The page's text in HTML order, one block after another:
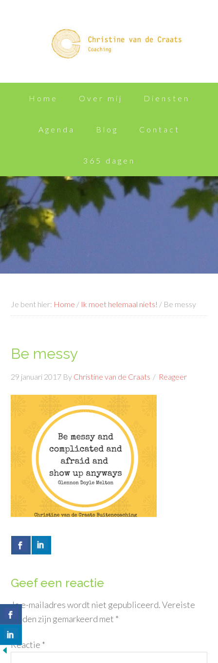
Home Over mij Diensten
Agenda Blog Contact
365 dagen
Je bent hier: Home / Ik moet helemaal niets! / Be messy
Be messy
29 januari 2017 By Christine van de Craats Reageer
Geef een reactie
Je e-mailadres wordt niet gepubliceerd.Vereiste
velden zijn gemarkeerd met *
Reactie *